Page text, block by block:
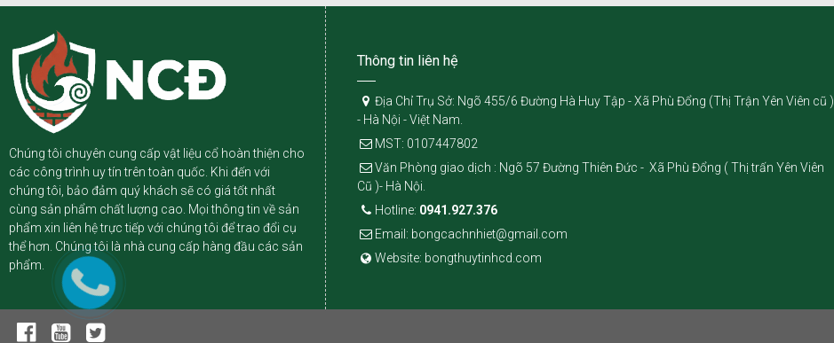
Chúng tôi chuyên cung cấp vật liệu cổ hoàn thiện cho
các công trình uy tín trên toàn quốc. Khi đến với
chúng tôi, bảo đảm quý khách sẽ có giá tốt nhất
cùng sản phẩm chất lượng cao. Mọi thông tin về sản
phẩm xin liên hệ trực tiếp với chúng tôi để trao đổi cụ
thể hơn. Chúng tôi là nhà cung cấp hàng đầu các sản
phẩm.
Thông tin liên hệ
Địa Chỉ Trụ Sở: Ngõ 455/6 Đường Hà Huy Tập - Xã Phù Đổng (Thị Trận Yên Viên cũ )
- Hà Nội - Việt Nam.
MST: 0107447802
Văn Phòng giao dịch : Ngõ 57 Đường Thiên Đức - Xã Phù Đổng ( Thị trấn Yên Viên
Cũ )- Hà Nội.
Hotline: 0941.927.376
Email: bongcachnhiet@gmail.com
Website: bongthuytinhcd.com